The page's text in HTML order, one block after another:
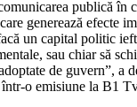
publică în
generează efecte
un capital politic
sau chiar să
de guvern”, a
o emisiune la B1